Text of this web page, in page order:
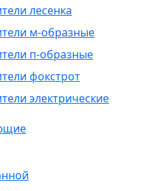
лесенка
м-образные
п-образные
фокстрот
электрические